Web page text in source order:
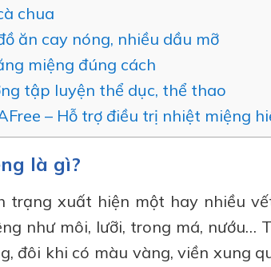
chua
ăn cay nóng, nhiều dầu mỡ
miệng đúng cách
tập luyện thể dục, thể thao
– Hỗ trợ điều trị nhiệt miệng
là gì?
trạng xuất hiện một hay nhiều
như môi, lưỡi, trong má, nướu…
đôi khi có màu vàng, viền xung